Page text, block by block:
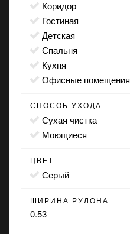
коридор
гостиная
детская
спальня
кухня
офисные помещения
СПОСОБ УХОДА
сухая чистка
моющиеся
ЦВЕТ
серый
ШИРИНА РУЛОНА
0.53